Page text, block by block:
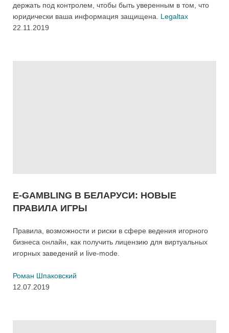
держать под контролем, чтобы быть уверенным в том, что
юридически ваша информация защищена. Legaltax
22.11.2019
E-GAMBLING В БЕЛАРУСИ: НОВЫЕ
ПРАВИЛА ИГРЫ
Правила, возможности и риски в сфере ведения игорного
бизнеса онлайн, как получить лицензию для виртуальных
игорных заведений и live-mode.
Роман Шпаковский
12.07.2019